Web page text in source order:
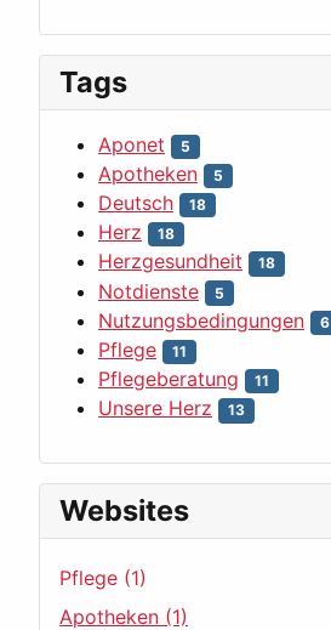
Tags
Aponet 5
Apotheken 5
Deutsch 18
Herz 18
Herzgesundheit 18
Notdienste 5
Nutzungsbedingungen 6
Pflege 11
Pflegeberatung 11
Unsere Herz 13
Websites
Pflege (1)
Apotheken (1)